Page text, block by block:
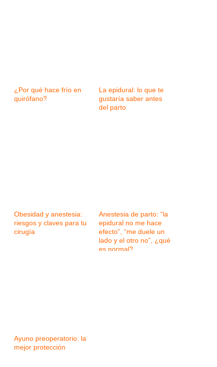
¿Por qué hace frío en
quirófano?
La epidural: lo que te
gustaría saber antes
del parto
Obesidad y anestesia:
riesgos y claves para tu
cirugía
Anestesia de parto: “la
epidural no me hace
efecto”, “me duele un
lado y el otro no”, ¿qué
es normal?
Ayuno preoperatorio: la
mejor protección